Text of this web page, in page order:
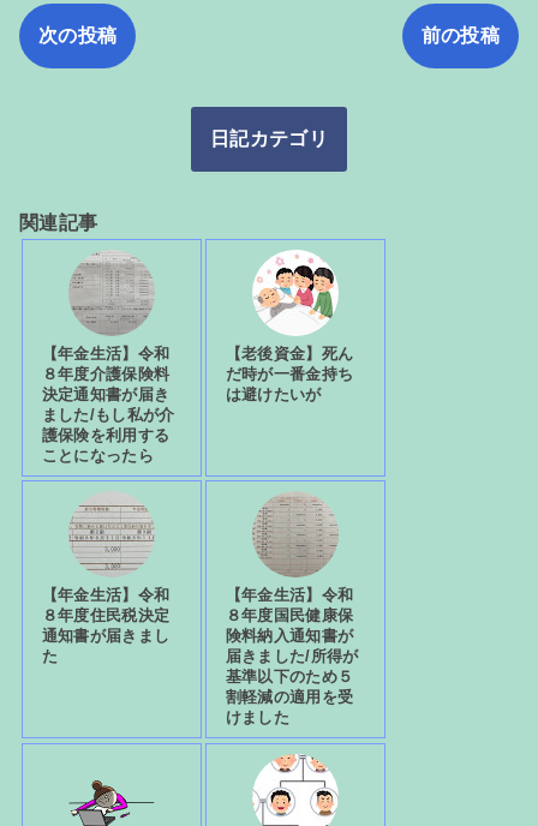
次の投稿 前の投稿
日記カテゴリ
関連記事
【年金生活】令和
８年度介護保険料
決定通知書が届き
ました/もし私が介
護保険を利用する
ことになったら
【老後資金】死ん
だ時が一番金持ち
は避けたいが
【年金生活】令和
８年度住民税決定
通知書が届きまし
た
【年金生活】令和
８年度国民健康保
険料納入通知書が
届きました/所得が
基準以下のため５
割軽減の適用を受
けました